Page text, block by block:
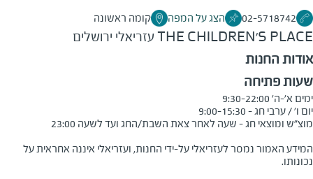
02-5718742 הצג על המפה קומה ראשונה
THE CHILDREN'S PLACEעזריאלי ירושלים
אודות החנות
שעות פתיחה
המידע האמור נמסר לעזריאלי על-ידי החנות, ועזריאלי איננה אחראית על